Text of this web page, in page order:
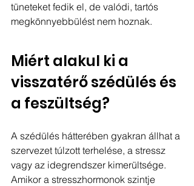
tüneteket fedik el, de valódi, tartós
megkönnyebbülést nem hoznak.
Miért alakul ki a
visszatérő szédülés és
a feszültség?
A szédülés hátterében gyakran állhat a
szervezet túlzott terhelése, a stressz
vagy az idegrendszer kimerültsége.
Amikor a stresszhormonok szintje